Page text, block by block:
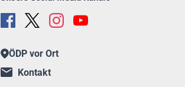
ÖDP vor Ort
Kontakt